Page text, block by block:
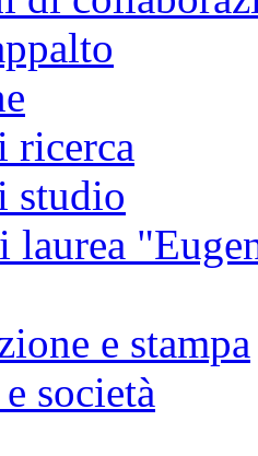
ricerca
studio
laurea
e stampa
società